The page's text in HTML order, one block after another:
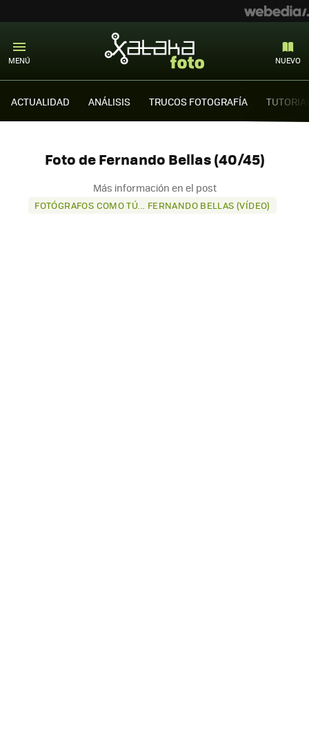
MENÚ NUEVO
ACTUALIDAD ANÁLISIS TRUCOS FOTOGRAFÍA
Foto de Fernando Bellas (40/45)
Más información en el post
FOTÓGRAFOS COMO TÚ... FERNANDO BELLAS (VÍDEO)